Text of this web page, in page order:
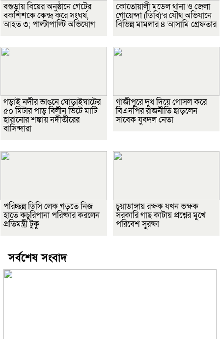
বগুড়ায় বিয়ের অনুষ্ঠানে গেটের
বকশিশকে কেন্দ্র করে সংঘর্ষ,
আহত ৩; পাল্টাপাল্টি অভিযোগ
কোতোয়ালী মডেল থানা ও জেলা
গোয়েন্দা (ডিবি)’র যৌথ অভিযানে
বিভিন্ন মামলার ৪ আসামি গ্রেফতার
গড়াই নদীর ভাঙনে ঘোড়াইঘাটের
৫০ মিটার পাড় বিলীন ভিটে মাটি
হারানোর শঙ্কায় নদীতীরের
বাসিন্দারা
গাজীপুরে দুধ দিয়ে গোসল করে
বিএনপির রাজনীতি ছাড়লেন
সাবেক যুবদল নেতা
পরিচ্ছন্ন ডিসি লেক গড়তে নিজ
হাতে কচুরিপানা পরিষ্কার করলেন
প্রতিমন্ত্রী টুকু
চুয়াডাঙ্গায় রক্ষক যখন ভক্ষক
সরকারি গাছ কাটায় প্রশ্নের মুখে
পরিবেশ সুরক্ষা
সর্বশেষ সংবাদ